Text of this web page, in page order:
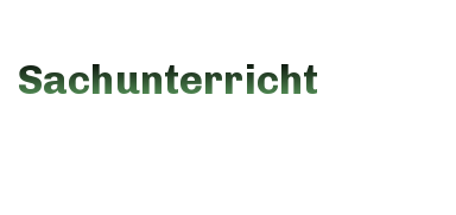
Sachunterricht